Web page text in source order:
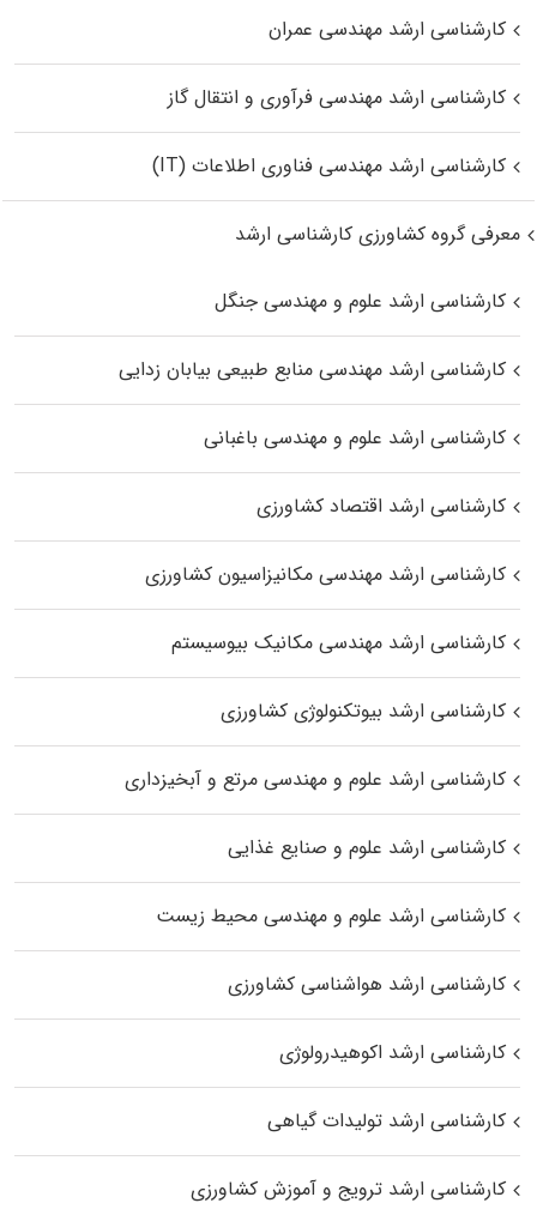
کارشناسی ارشد مهندسی عمران
کارشناسی ارشد مهندسی فرآوری و انتقال گاز
کارشناسی ارشد مهندسی فناوری اطلاعات (IT)
معرفی گروه کشاورزی کارشناسی ارشد
کارشناسی ارشد علوم و مهندسی جنگل
کارشناسی ارشد مهندسی منابع طبیعی بیابان زدایی
کارشناسی ارشد علوم و مهندسی باغبانی
کارشناسی ارشد اقتصاد کشاورزی
کارشناسی ارشد مهندسی مکانیزاسیون کشاورزی
کارشناسی ارشد مهندسی مکانیک بیوسیستم
کارشناسی ارشد بیوتکنولوژی کشاورزی
کارشناسی ارشد علوم و مهندسی مرتع و آبخیزداری
کارشناسی ارشد علوم و صنایع غذایی
کارشناسی ارشد علوم و مهندسی محیط زیست
کارشناسی ارشد هواشناسی کشاورزی
کارشناسی ارشد اکوهیدرولوژی
کارشناسی ارشد تولیدات گیاهی
کارشناسی ارشد ترویج و آموزش کشاورزی